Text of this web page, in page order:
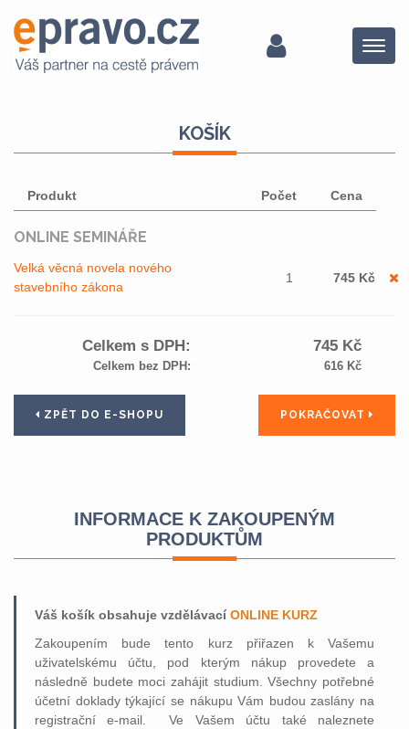
Menu
KOŠÍK
Produkt Počet Cena
ONLINE SEMINÁŘE
Velká věcná novela nového
stavebního zákona
1 745Kč
Celkem s DPH: 745Kč
Celkem bez DPH: 616Kč
ZPĚT DO E-SHOPU POKRAČOVAT
INFORMACE K ZAKOUPENÝM
PRODUKTŮM
Váš košík obsahuje vzdělávací ONLINE KURZ
Zakoupením bude tento kurz přiřazen k Vašemu
uživatelskému účtu, pod kterým nákup provedete a
následně budete moci zahájit studium. Všechny potřebné
účetní doklady týkající se nákupu Vám budou zaslány na
registrační e-mail. Ve Vašem účtu také naleznete